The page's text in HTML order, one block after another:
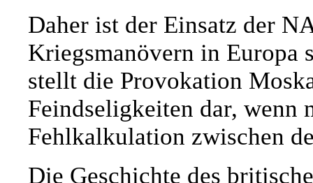
Daher ist der Einsatz der
Kriegsmanövern in Europa
stellt die Provokation
Feindseligkeiten dar, wenn
Fehlkalkulation zwischen
Die Geschichte des